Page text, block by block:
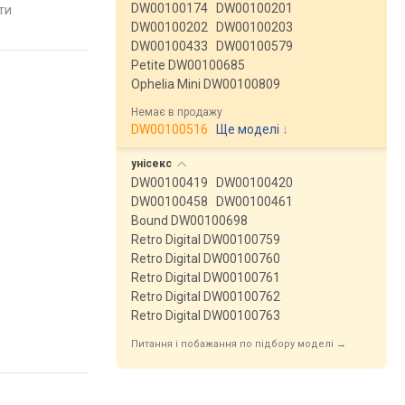
Велика Британія
порівняти
Велика Британія
DW00100174
DW00100201
DW00100202
DW00100203
DW00100433
DW00100579
Petite DW00100685
Ophelia Mini DW00100809
Немає в продажу
DW00100516 Ще моделі ↓
унісекс
DW00100419
DW00100420
DW00100458
DW00100461
Bound DW00100698
Retro Digital DW00100759
Retro Digital DW00100760
Retro Digital DW00100761
Retro Digital DW00100762
Retro Digital DW00100763
Питання і побажання по підбору моделі →